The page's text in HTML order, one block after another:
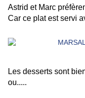
Astrid et Marc
Car ce plat est servi
Les desserts sont
ou.....